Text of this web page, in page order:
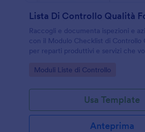
Lista Di Controllo Qualità
Raccogli e documenta ispezioni e
con il Modulo Checklist di Controllo
per reparti produttivi e servizi che
verifiche nel tempo.
Go to Category:
Moduli Liste di Controllo
Usa Template
Anteprima